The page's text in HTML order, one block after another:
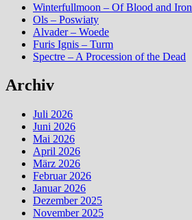
Winterfullmoon – Of Blood and Iron
Ols – Poswiaty
Alvader – Woede
Furis Ignis – Turm
Spectre – A Procession of the Dead
Archiv
Juli 2026
Juni 2026
Mai 2026
April 2026
März 2026
Februar 2026
Januar 2026
Dezember 2025
November 2025